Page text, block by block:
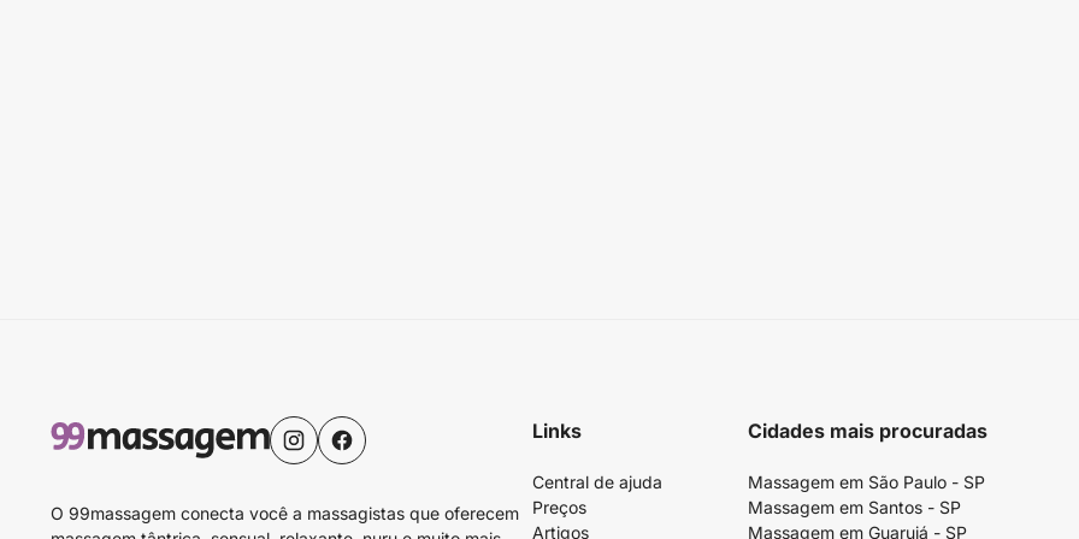
O 99massagem conecta você a massagistas que oferecem
Links
Central de ajuda
Preços
Artigos
Cidades mais procuradas
Massagem em São Paulo - SP
Massagem em Santos - SP
Massagem em Guarujá - SP